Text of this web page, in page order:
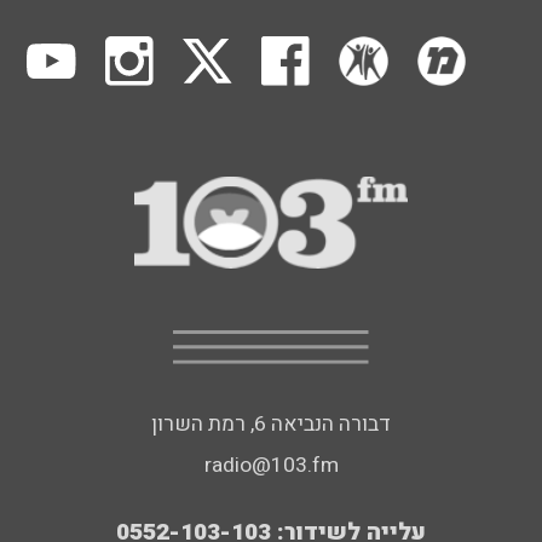
דבורה הנביאה 6, רמת השרון
radio@103.fm
עלייה לשידור: 0552-103-103